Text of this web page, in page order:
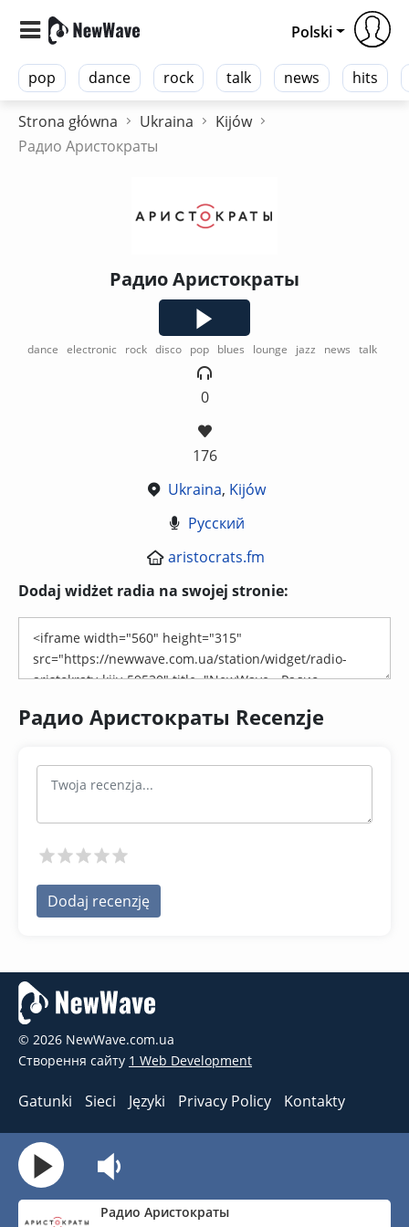
pop dance rock talk news hits
Polski
Strona główna Ukraina
Kijów
Радио Аристократы
Радио Аристократы
dance electronic rock disco pop blues lounge jazz news talk
0
176
Ukraina, Kijów
Русский
aristocrats.fm
Dodaj widżet radia na swojej stronie:
Радио Аристократы Recenzje
Dodaj recenzję
Радио Аристократы
© 2026 NewWave.com.ua
Створення сайту 1 Web Development
Gatunki Sieci Języki Privacy Policy Kontakty